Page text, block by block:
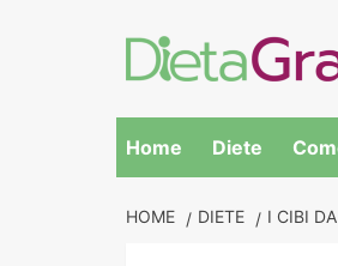
to
content
Home Diete
HOME DIETE I CIBI